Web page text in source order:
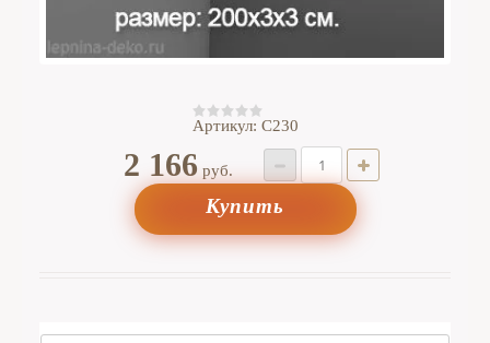
Артикул: C230
2 166 руб.
Купить